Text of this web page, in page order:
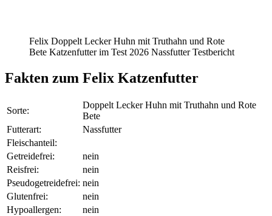
Felix Doppelt Lecker Huhn mit Truthahn und Rote
Bete Katzenfutter im Test 2026 Nassfutter Testbericht
Fakten zum Felix Katzenfutter
Sorte:
Doppelt Lecker Huhn mit Truthahn und Rote
Bete
Futterart:
Nassfutter
Fleischanteil:
Getreidefrei:
nein
Reisfrei:
nein
Pseudogetreidefrei: nein
Glutenfrei:
nein
Hypoallergen:
nein